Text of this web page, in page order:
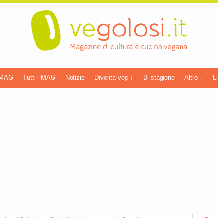
Tutti i MAG Notizie Diventa veg ↓ Di stagione Altro ↓